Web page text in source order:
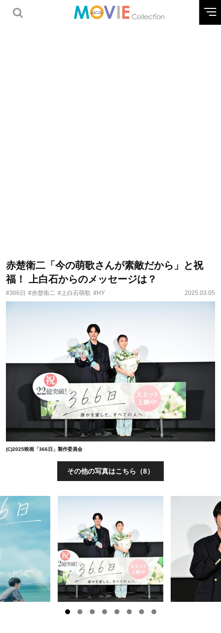
赤楚衛二「今の萌歌さんが素敵だから」と祝
福！ 上白石からのメッセージは？
#366日 #赤楚衛二 #上白石萌歌 #HY 2025.03.05
(C)2025映画「366日」製作委員会
その他の写真はこちら（8）